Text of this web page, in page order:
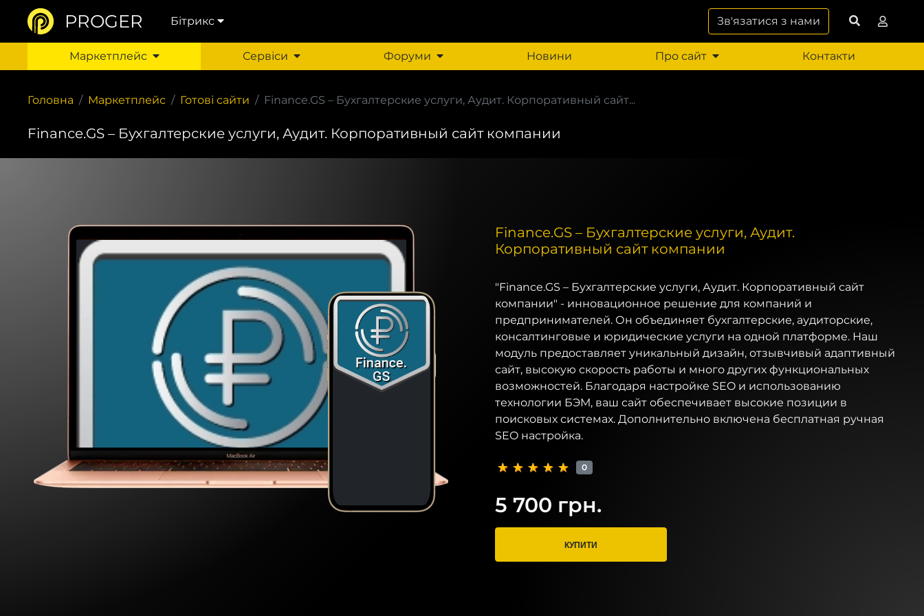
PROGER Бітрикс Зв'язатися з нами
Маркетплейс Сервіси Форуми Новини Про сайт Контакти
Головна Маркетплейс Готові сайти Finance.GS – Бухгалтерские услуги, Аудит. Корпоративный сайт...
Finance.GS – Бухгалтерские услуги, Аудит. Корпоративный сайт компании
Finance.GS – Бухгалтерские услуги, Аудит.
Корпоративный сайт компании
"Finance.GS – Бухгалтерские услуги, Аудит. Корпоративный сайт
компании" - инновационное решение для компаний и
предпринимателей. Он объединяет бухгалтерские, аудиторские,
консалтинговые и юридические услуги на одной платформе. Наш
модуль предоставляет уникальный дизайн, отзывчивый адаптивный
сайт, высокую скорость работы и много других функциональных
возможностей. Благодаря настройке SEO и использованию
технологии БЭМ, ваш сайт обеспечивает высокие позиции в
поисковых системах. Дополнительно включена бесплатная ручная
SEO настройка.
0
5 700 грн.
КУПИТИ